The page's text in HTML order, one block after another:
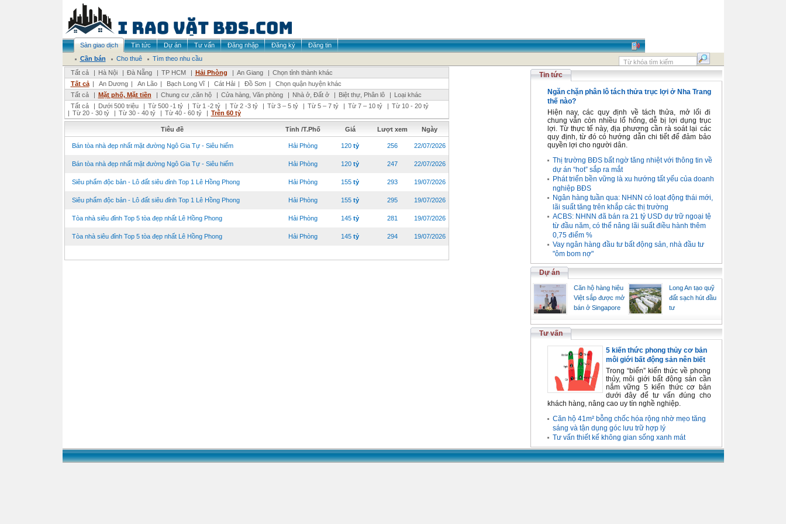
Sàn giao dịch Tin tức Dự án Tư vấn Đăng nhập Đăng ký
Đăng tin
Cần bán
Cho thuê
Tìm theo nhu cầu
Tất cả
| Hà Nội | Đà Nẵng | TP HCM | Hải Phòng | An Giang | Chọn tỉnh thành khác
Tất cả | An Dương | An Lão | Bạch Long Vĩ | Cát Hải | Đồ Sơn |
Chọn quận huyện khác
Tất cả
| Mặt phố, Mặt tiền | Chung cư ,căn hộ | Cửa hàng, Văn phòng | Nhà ở, Đất ở | Biệt thự, Phân lô | Loại khác
Tất cả
| Dưới 500 triệu | Từ 500 -1 tỷ | Từ 1 -2 tỷ | Từ 2 -3 tỷ | Từ 3 – 5 tỷ | Từ 5 – 7 tỷ | Từ 7 – 10 tỷ | Từ 10 - 20 tỷ
| Từ 20 - 30 tỷ | Từ 30 - 40 tỷ | Từ 40 - 60 tỷ | Trên 60 tỷ
Tiêu đề Tỉnh /T.Phố Giá Lượt xem Ngày
Bán tòa nhà đẹp nhất mặt đường Ngô Gia Tự - Siêu hiếm Hải Phòng 120 tỷ 256 22/07/2026
Bán tòa nhà đẹp nhất mặt đường Ngô Gia Tự - Siêu hiếm Hải Phòng 120 tỷ 247 22/07/2026
Siêu phẩm độc bản - Lô đất siêu đỉnh Top 1 Lê Hồng Phong Hải Phòng 155 tỷ 293 19/07/2026
Siêu phẩm độc bản - Lô đất siêu đỉnh Top 1 Lê Hồng Phong Hải Phòng 155 tỷ 295 19/07/2026
Tòa nhà siêu đỉnh Top 5 tòa đẹp nhất Lê Hồng Phong Hải Phòng 145 tỷ 281 19/07/2026
Tòa nhà siêu đỉnh Top 5 tòa đẹp nhất Lê Hồng Phong Hải Phòng 145 tỷ 294 19/07/2026
Tin tức
Ngăn chặn phân lô tách thửa trục lợi ở Nha Trang
thế nào?
Hiện nay, các quy định về tách thửa, mở lối đi
chung vẫn còn nhiều lổ hổng, dễ bị lợi dụng trục
lợi. Từ thực tế này, địa phương cần rà soát lại các
quy định, từ đó có hướng dẫn chi tiết để đảm bảo
quyền lợi cho người dân.
Thị trường BĐS bất ngờ tăng nhiệt với thông tin về
dự án “hot” sắp ra mắt
Phát triển bền vững là xu hướng tất yếu của doanh
nghiệp BĐS
Ngân hàng tuần qua: NHNN có loạt động thái mới,
lãi suất tăng trên khắp các thị trường
ACBS: NHNN đã bán ra 21 tỷ USD dự trữ ngoại tệ
từ đầu năm, có thể nâng lãi suất điều hành thêm
0,75 điểm %
Vay ngân hàng đầu tư bất động sản, nhà đầu tư
"ôm bom nợ"
Dự án
Căn hộ hàng hiệu
Việt sắp được mở
bán ở Singapore
Long An tạo quỹ
đất sạch hút đầu
tư
Tư vấn
5 kiến thức phong thủy cơ bản
môi giới bất động sản nên biết
Trong “biển” kiến thức về phong
thủy, môi giới bất động sản cần
nắm vững 5 kiến thức cơ bản
dưới đây để tư vấn đúng cho
khách hàng, nâng cao uy tín nghề nghiệp.
Căn hộ 41m² bỗng chốc hóa rộng nhờ mẹo tăng
sáng và tận dụng góc lưu trữ hợp lý
Tư vấn thiết kế không gian sống xanh mát